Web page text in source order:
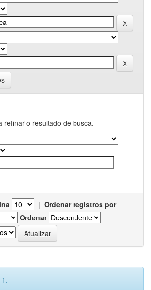
refinar o resultado de busca.
| Ordenar registros por
Ordenar